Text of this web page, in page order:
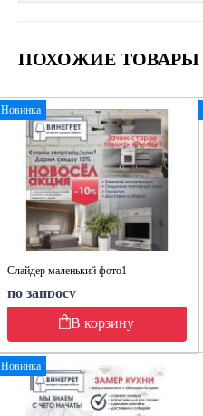
ПОХОЖИЕ ТОВАРЫ
Новинка
Слайдер маленький фото1
по запросу
В корзину
Новинка